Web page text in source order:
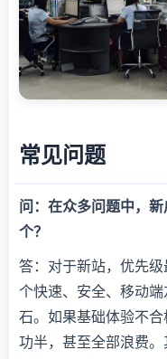
常见问题
问：在众多问题中，
个？
答：对于新站，优先
个快速、安全、移动
石。如果基础体验不
功半，甚至全部浪费